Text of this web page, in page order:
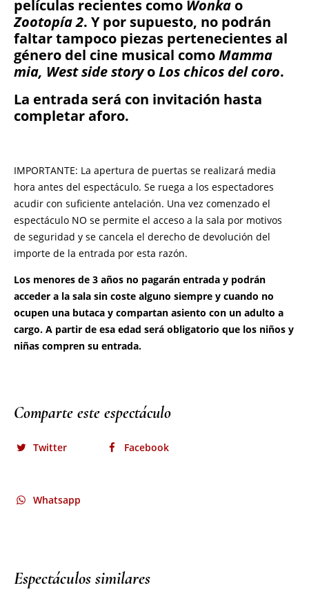
Comparte este espectáculo
Twitter Facebook
Whatsapp
Espectáculos similares